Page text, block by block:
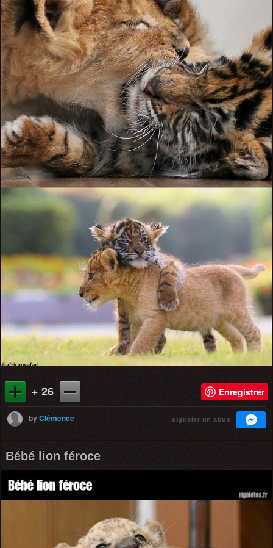
+ 26 Enregistrer
byClémence signaler un abus
Bébé lion féroce